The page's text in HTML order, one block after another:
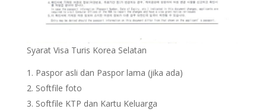
Syarat Visa Turis Korea Selatan
Paspor asli dan Paspor lama (jika ada)
Softfile foto
Softfile KTP dan Kartu Keluarga